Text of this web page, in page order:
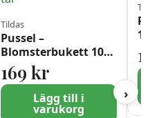
Tildas
Pussel –
Blomsterbukett 1000
bitar
169 kr
Lägg till i
varukorg
›